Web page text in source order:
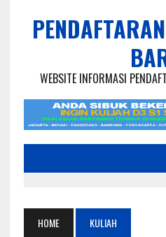
WEBSITE INFORMASI
HOME KULIAH